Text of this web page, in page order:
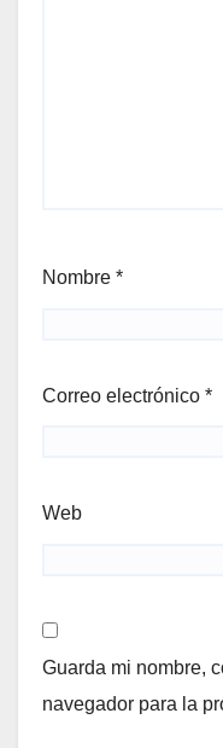
Nombre *
Correo electrónico *
Web
Guarda mi nombre,
navegador para la